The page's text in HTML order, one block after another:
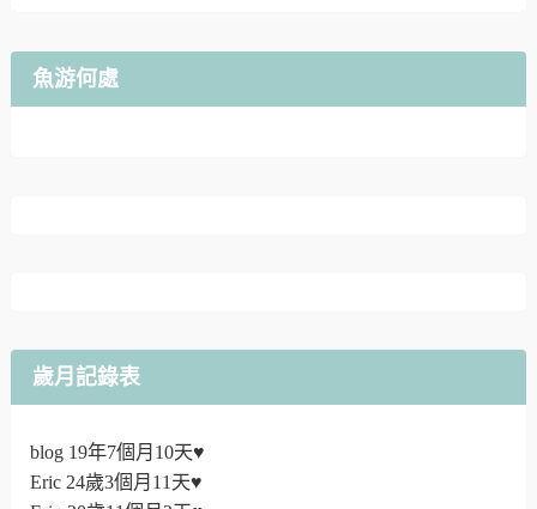
魚游何處
歲月記錄表
blog 19年7個月10天♥
Eric 24歲3個月11天♥